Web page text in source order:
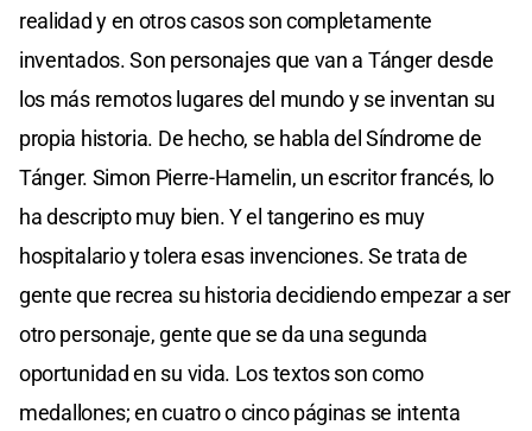
realidad y en otros casos son completamente
inventados. Son personajes que van a Tánger desde
los más remotos lugares del mundo y se inventan su
propia historia. De hecho, se habla del Síndrome de
Tánger. Simon Pierre-Hamelin, un escritor francés, lo
ha descripto muy bien. Y el tangerino es muy
hospitalario y tolera esas invenciones. Se trata de
gente que recrea su historia decidiendo empezar a ser
otro personaje, gente que se da una segunda
oportunidad en su vida. Los textos son como
medallones; en cuatro o cinco páginas se intenta